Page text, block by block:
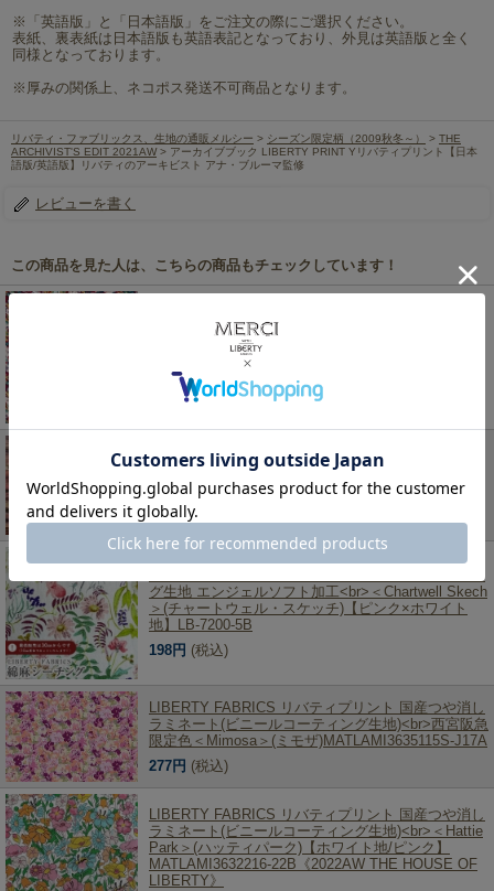
※「英語版」と「日本語版」をご注文の際にご選択ください。
表紙、裏表紙は日本語版も英語表記となっており、外見は英語版と全く
同様となっております。
※厚みの関係上、ネコポス発送不可商品となります。
リバティ・ファブリックス、生地の通販メルシー > シーズン限定柄（2009秋冬～） > THE
ARCHIVIST'S EDIT 2021AW> アーカイブブック LIBERTY PRINT Yリバティプリント【日本
語版/英語版】リバティのアーキビスト アナ・ブルーマ監修
レビューを書く
この商品を見た人は、こちらの商品もチェックしています！
LIBERTY FABRICS リバティプリント 国産つや消し
ラミネート(ビニールコーティング生地)【エターナ
ル】<br>＜Thorpe Hill＞(ソープヒル)【ピンク＆レッ
ド】MATLAMI36300115AE
484円 (税込)
LIBERTY FABRICS リバティプリント・国産テクノ
ヴィンテージ生地＜Manning＞(マニング)3633283-
J16A
237円 (税込)
LIBERTY FABRICS リバティプリント 綿麻シーチン
グ生地 エンジェルソフト加工<br>＜Chartwell Skech
＞(チャートウェル・スケッチ)【ピンク×ホワイト
地】LB-7200-5B
198円 (税込)
LIBERTY FABRICS リバティプリント 国産つや消し
ラミネート(ビニールコーティング生地)<br>西宮阪急
限定色＜Mimosa＞(ミモザ)MATLAMI3635115S-J17A
277円 (税込)
LIBERTY FABRICS リバティプリント 国産つや消し
ラミネート(ビニールコーティング生地)<br>＜Hattie
Park＞(ハッティパーク)【ホワイト地/ピンク】
MATLAMI3632216-22B《2022AW THE HOUSE OF
LIBERTY》